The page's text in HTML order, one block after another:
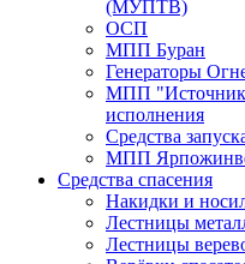
(МУПТВ)
ОСП
МПП Буран
Генераторы
МПП
исполнения
Средства
МПП
Средства спасения
Накидки и
Лестницы
Лестницы